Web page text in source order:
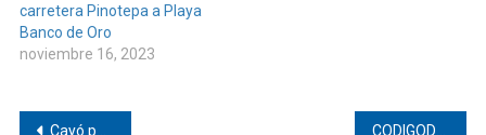
carretera Pinotepa a Playa
Banco de Oro
noviembre 16, 2023
Cayó pez gordo en Pinotepa